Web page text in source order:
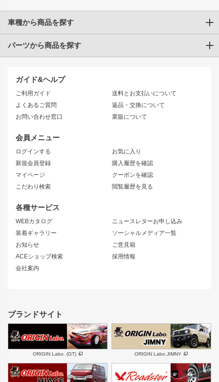
ガイド&ヘルプ
ご利用ガイド
よくあるご質問
お問い合わせ窓口
送料とお支払いについて
返品・交換について
業販について
会員メニュー
ログインする
新規会員登録
マイページ
こだわり検索
お気に入り
購入履歴を確認
クーポンを確認
閲覧履歴を見る
各種サービス
WEBカタログ
装着ギャラリー
お知らせ
ACEショップ検索
会社案内
ニュースレターお申し込み
ソーシャルメディア一覧
ご意見箱
採用情報
車種から商品を探す
トヨタ
JZX90 CHASER
JZX110 MARK II
JZX100 MARK II
JZX90 MARK II
トレノ
マークX
アリスト
ソアラ
アルテッツァ
ニッサン
S15 シルビア
S14 シルビア 後期
S13 シルビア
180SX
シルエイティ
ワンビア
ローレル
セフィーロ
キャラバン
スズキ
GS350
SC
スバル 三菱
デリカ D:5
軽自動車 汎用
パーツから商品を探す
エアロシリーズ
ドリフトライン
風神
雷神
レーシングライン
アタックライン
ストリームライン
リアウイング
ジムニーパーツ
ホイール
MUD-S7
MUD-SR7
まつど家 鉄漢
ボンネット
フェンダー
サイドパーツ
リアゲート
メンテナンスパーツ
ハイエースパーツ
ホイール
DAYTONA-RS
DAYTONA-RS NEO
ブランドサイト
ORIGIN Labo. (GT) ORIGIN Labo.JIMNY